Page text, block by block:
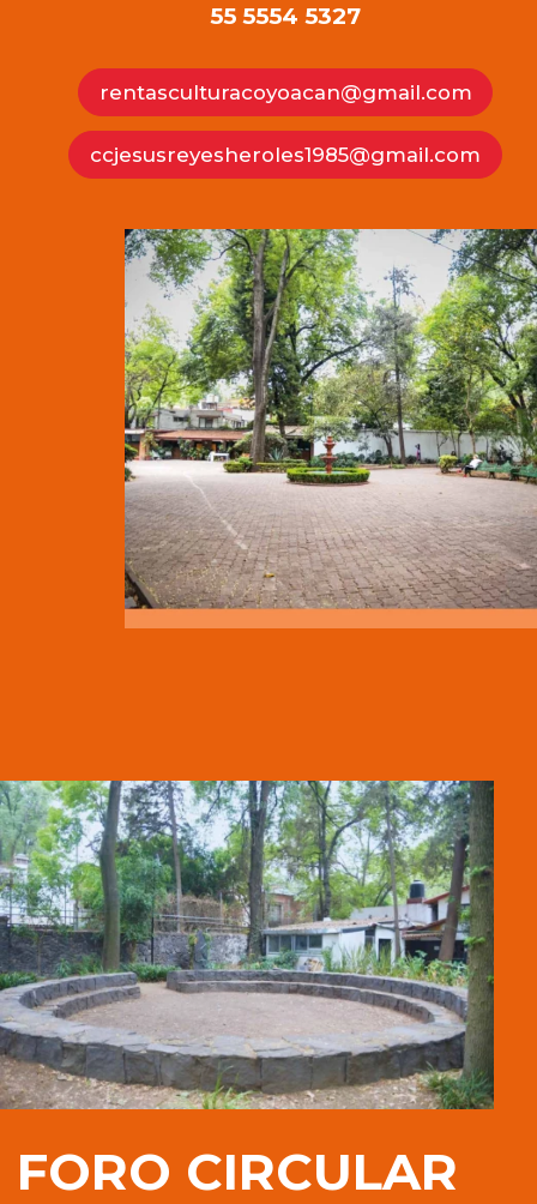
55 5554 5327
rentasculturacoyoacan@gmail.com
ccjesusreyesheroles1985@gmail.com
FORO CIRCULAR